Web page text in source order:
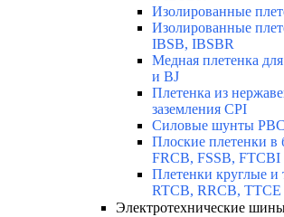
Изолированные
Изолированные
IBSB, IBSBR
Медная плетенка
и BJ
Плетенка из
заземления CPI
Силовые шунты
Плоские плетенки в
FRCB, FSSB, FTCBI
Плетенки круглые и
RTCB, RRCB, TTCE
Электротехнические